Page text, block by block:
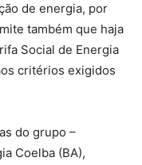
de energia, por
também que haja
Social de Energia
critérios exigidos
do grupo –
Coelba (BA),